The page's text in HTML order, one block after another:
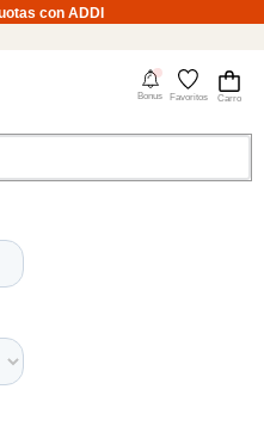
con ADDI
4
Bonus Favoritos